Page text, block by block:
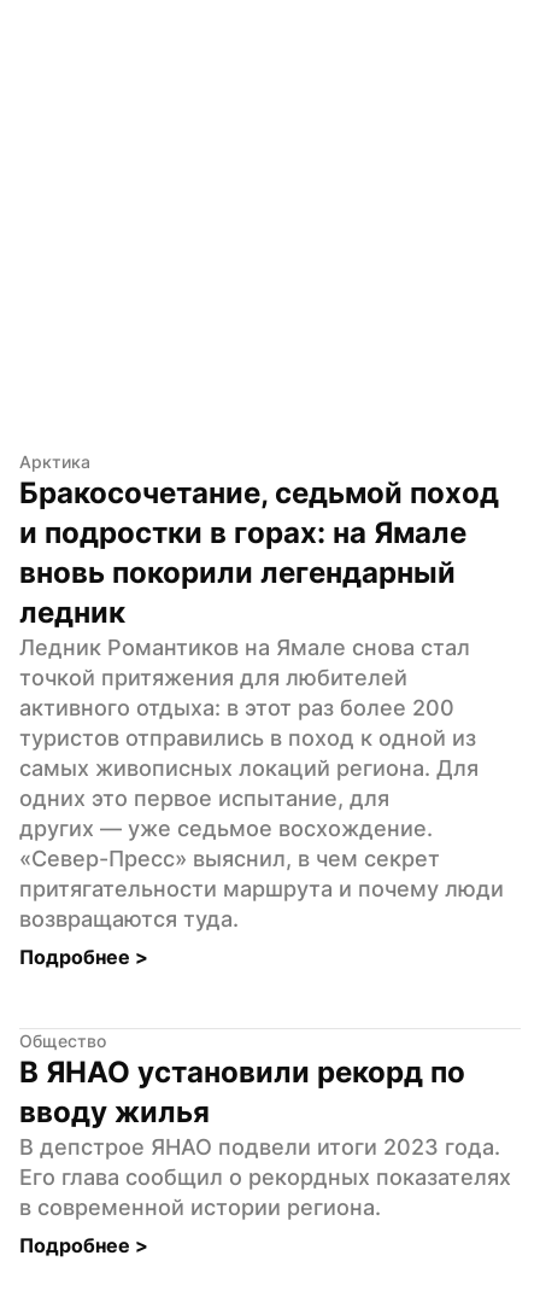
Арктика
Бракосочетание, седьмой поход
и подростки в горах: на Ямале
вновь покорили легендарный
ледник
Ледник Романтиков на Ямале снова стал
точкой притяжения для любителей
активного отдыха: в этот раз более 200
туристов отправились в поход к одной из
самых живописных локаций региона. Для
одних это первое испытание, для
других — уже седьмое восхождение.
«Север-Пресс» выяснил, в чем секрет
притягательности маршрута и почему люди
возвращаются туда.
Подробнее >
Общество
В ЯНАО установили рекорд по
вводу жилья
В депстрое ЯНАО подвели итоги 2023 года.
Его глава сообщил о рекордных показателях
в современной истории региона.
Подробнее >